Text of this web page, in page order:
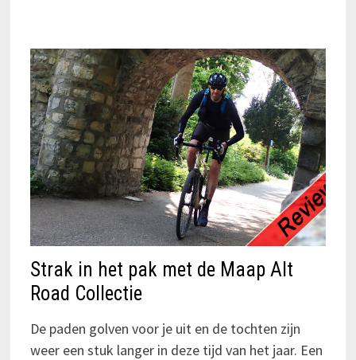
Strak in het pak met de Maap Alt
Road Collectie
De paden golven voor je uit en de tochten zijn
weer een stuk langer in deze tijd van het jaar. Een